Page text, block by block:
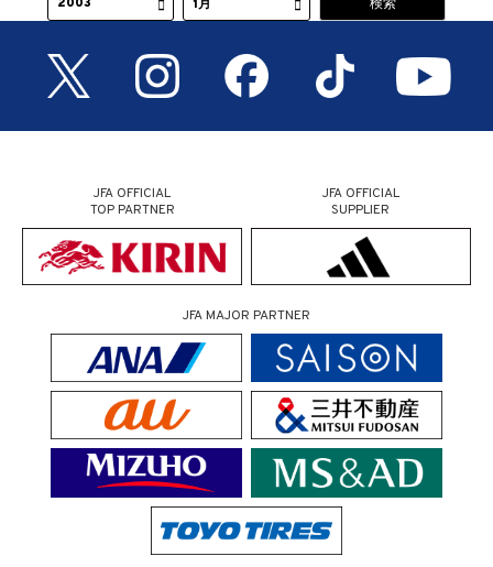
JFA OFFICIAL
TOP PARTNER
JFA OFFICIAL
SUPPLIER
JFA MAJOR PARTNER